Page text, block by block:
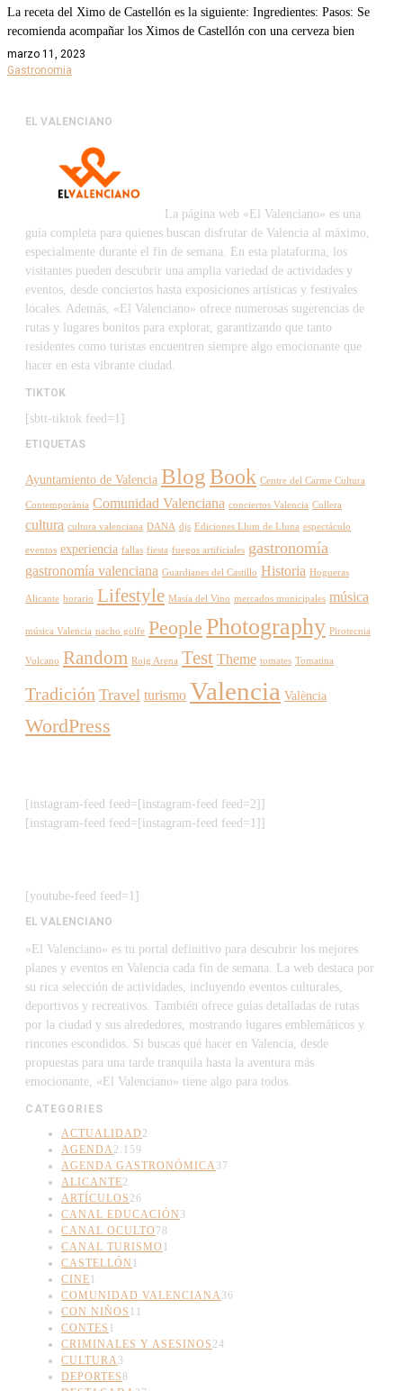
La receta del Ximo de Castellón es la siguiente: Ingredientes: Pasos: Se
recomienda acompañar los Ximos de Castellón con una cerveza bien
marzo 11, 2023
Gastronomia
EL VALENCIANO
La página web «El Valenciano» es una
guía completa para quienes buscan disfrutar de Valencia al máximo,
especialmente durante el fin de semana. En esta plataforma, los
visitantes pueden descubrir una amplia variedad de actividades y
eventos, desde conciertos hasta exposiciones artísticas y festivales
locales. Además, «El Valenciano» ofrece numerosas sugerencias de
rutas y lugares bonitos para explorar, garantizando que tanto
residentes como turistas encuentren siempre algo emocionante que
hacer en esta vibrante ciudad.
TIKTOK
[sbtt-tiktok feed=1]
ETIQUETAS
Ayuntamiento de Valencia BlogBook Centre del Carme Cultura
Contemporània Comunidad Valenciana conciertos Valencia Cullera
cultura cultura valenciana DANA djs Ediciones Llum de Lluna espectáculo
eventos experiencia fallas fiesta fuegos artificiales gastronomía
gastronomía valenciana Guardianes del Castillo Historia Hogueras
Alicante horario Lifestyle Masía del Vino mercados municipales música
música Valencia nacho golfe People Photography Pirotecnia
Vulcano Random Roig Arena Test Theme tomates Tomatina
Tradición Travel turismo Valencia València
WordPress
[instagram-feed feed=[instagram-feed feed=2]]
[instagram-feed feed=[instagram-feed feed=1]]
[youtube-feed feed=1]
EL VALENCIANO
«El Valenciano» es tu portal definitivo para descubrir los mejores
planes y eventos en Valencia cada fin de semana. La web destaca por
su rica selección de actividades, incluyendo eventos culturales,
deportivos y recreativos. También ofrece guías detalladas de rutas
por la ciudad y sus alrededores, mostrando lugares emblemáticos y
rincones escondidos. Si buscas qué hacer en Valencia, desde
propuestas para una tarde tranquila hasta la aventura más
emocionante, «El Valenciano» tiene algo para todos.
CATEGORIES
ACTUALIDAD 2
AGENDA 2.159
AGENDA GASTRONÓMICA 37
ALICANTE2
ARTÍCULOS 26
CANAL EDUCACIÓN 3
CANAL OCULTO 78
CANAL TURISMO 1
CASTELLÓN 1
CINE1
COMUNIDAD VALENCIANA 36
CON NIÑOS 11
CONTES 1
CRIMINALES Y ASESINOS 24
CULTURA 3
DEPORTES8